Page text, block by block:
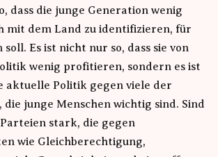
dass die junge Generation wenig
mit dem Land zu identifizieren, für
soll. Es ist nicht nur so, dass sie von
wenig profitieren, sondern es ist
aktuelle Politik gegen viele der
junge Menschen wichtig sind. Sind
stark, die gegen
wie Gleichberechtigung,